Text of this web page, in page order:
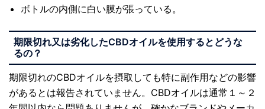
ボトルの内側に白い膜が張っている。
期限切れ又は劣化したCBDオイルを使用するとどうな
るの？
期限切れのCBDオイルを摂取しても特に副作用などの影響
があるとは報告されていません。CBDオイルは通常１～２